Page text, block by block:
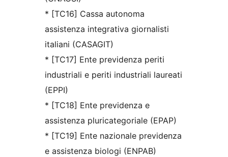
* [TC16] Cassa autonoma
assistenza integrativa giornalisti
italiani (CASAGIT)
* [TC17] Ente previdenza periti
industriali e periti industriali laureati
(EPPI)
* [TC18] Ente previdenza e
assistenza pluricategoriale (EPAP)
* [TC19] Ente nazionale previdenza
e assistenza biologi (ENPAB)